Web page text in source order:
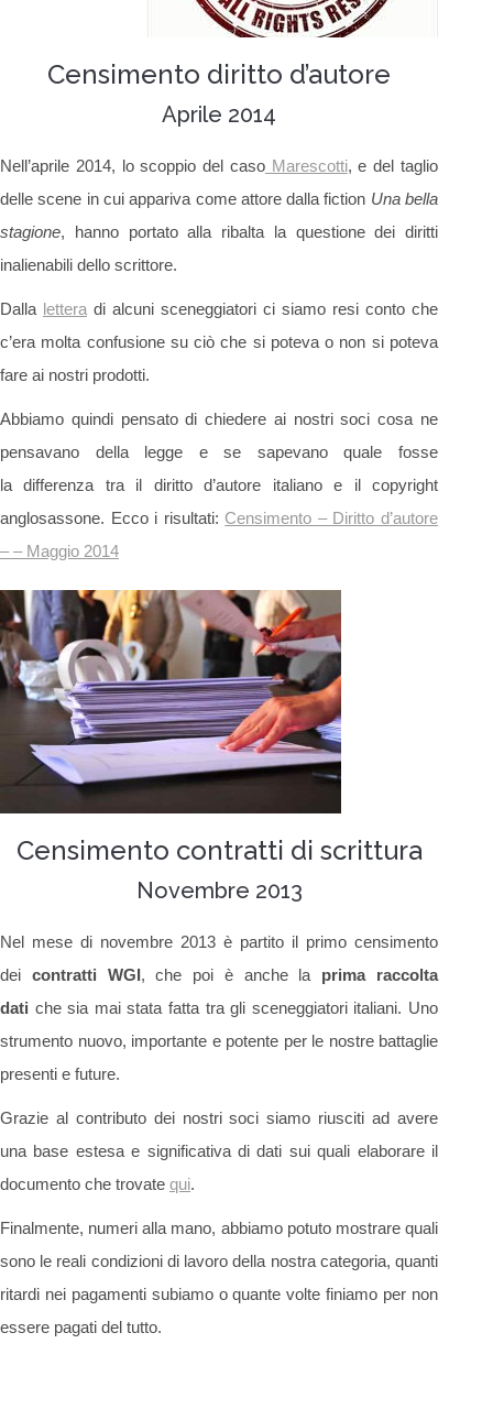
Censimento diritto d’autore
Aprile 2014
Nell’aprile 2014, lo scoppio del casoMarescotti, e del taglio
delle scene in cui appariva come attore dalla fiction Una bella
stagione, hanno portato alla ribalta la questione dei diritti
inalienabili dello scrittore.
Dalla lettera di alcuni sceneggiatori ci siamo resi conto che
c’era molta confusione su ciò che si poteva o non si poteva
fare ai nostri prodotti.
Abbiamo quindi pensato di chiedere ai nostri soci cosa ne
pensavano della legge e se sapevano quale fosse
la differenza tra il diritto d’autore italiano e il copyright
anglosassone. Ecco i risultati: Censimento – Diritto d’autore
– – Maggio 2014
Censimento contratti di scrittura
Novembre 2013
Nel mese di novembre 2013 è partito il primo censimento
dei contratti WGI, che poi è anche la prima raccolta
dati che sia mai stata fatta tra gli sceneggiatori italiani. Uno
strumento nuovo, importante e potente per le nostre battaglie
presenti e future.
Grazie al contributo dei nostri soci siamo riusciti ad avere
una base estesa e significativa di dati sui quali elaborare il
documento che trovate qui.
Finalmente, numeri alla mano, abbiamo potuto mostrare quali
sono le reali condizioni di lavoro della nostra categoria, quanti
ritardi nei pagamenti subiamo o quante volte finiamo per non
essere pagati del tutto.